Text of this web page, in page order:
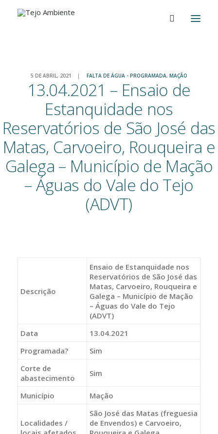
5 DE ABRIL, 2021 | FALTA DE ÁGUA - PROGRAMADA, MAÇÃO
13.04.2021 – Ensaio de
Estanquidade nos
Reservatórios de São José das
Matas, Carvoeiro, Rouqueira e
Galega – Município de Mação
– Águas do Vale do Tejo
(ADVT)
Descrição
Ensaio de Estanquidade nos
Reservatórios de São José das
Matas, Carvoeiro, Rouqueira e
Galega – Município de Mação
– Águas do Vale do Tejo
(ADVT)
Data
13.04.2021
Programada?
Sim
Corte de
abastecimento
Sim
Município Mação
Localidades /
São José das Matas (freguesia
de Envendos) e Carvoeiro,